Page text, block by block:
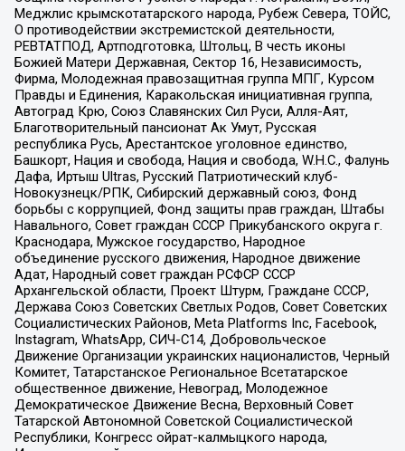
Меджлис крымскотатарского народа, Рубеж Севера, ТОЙС,
О противодействии экстремистской деятельности,
РЕВТАТПОД, Артподготовка, Штольц, В честь иконы
Божией Матери Державная, Сектор 16, Независимость,
Фирма, Молодежная правозащитная группа МПГ, Курсом
Правды и Единения, Каракольская инициативная группа,
Автоград Крю, Союз Славянских Сил Руси, Алля-Аят,
Благотворительный пансионат Ак Умут, Русская
республика Русь, Арестантское уголовное единство,
Башкорт, Нация и свобода, Нация и свобода, W.H.С., Фалунь
Дафа, Иртыш Ultras, Русский Патриотический клуб-
Новокузнецк/РПК, Сибирский державный союз, Фонд
борьбы с коррупцией, Фонд защиты прав граждан, Штабы
Навального, Совет граждан СССР Прикубанского округа г.
Краснодара, Мужское государство, Народное
объединение русского движения, Народное движение
Адат, Народный совет граждан РСФСР СССР
Архангельской области, Проект Штурм, Граждане СССР,
Держава Союз Советских Светлых Родов, Совет Советских
Социалистических Районов, Meta Platforms Inc, Facebook,
Instagram, WhatsApp, СИЧ-С14, Добровольческое
Движение Организации украинских националистов, Черный
Комитет, Татарстанское Региональное Всетатарское
общественное движение, Невоград, Молодежное
Демократическое Движение Весна, Верховный Совет
Татарской Автономной Советской Социалистической
Республики, Конгресс ойрат-калмыцкого народа,